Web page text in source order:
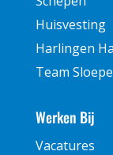
Huisvesting
Harlingen
Team
Werken Bij
Vacatures